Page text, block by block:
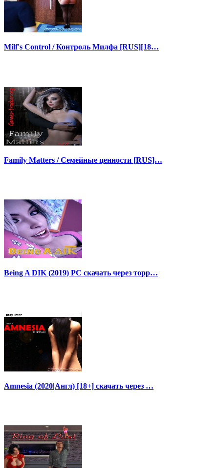
Milf's Control / Контроль Милфа [RUS][18…
Family Matters / Семейные ценности [RUS]…
Being A DIK (2019) PC скачать через торр…
Amnesia (2020|Англ) [18+] скачать через …